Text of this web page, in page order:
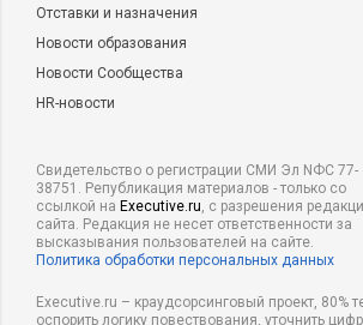
Отставки и назначения
Новости образования
Новости Сообщества
HR-новости
Свидетельство о регистрации СМИ Эл NФС 77-
38751. Републикация материалов - только со
ссылкой на Executive.ru, с разрешения
сайта. Редакция не несет ответственности за
высказывания пользователей на сайте.
Политика обработки персональных данных
Executive.ru – краудсорсинговый проект,
оспорить логику повествования, уточнить